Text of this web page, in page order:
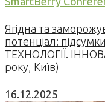
Ягідна та
потенціал:
ТЕХНОЛОГІЇ.
року, Київ)
16.12.2025